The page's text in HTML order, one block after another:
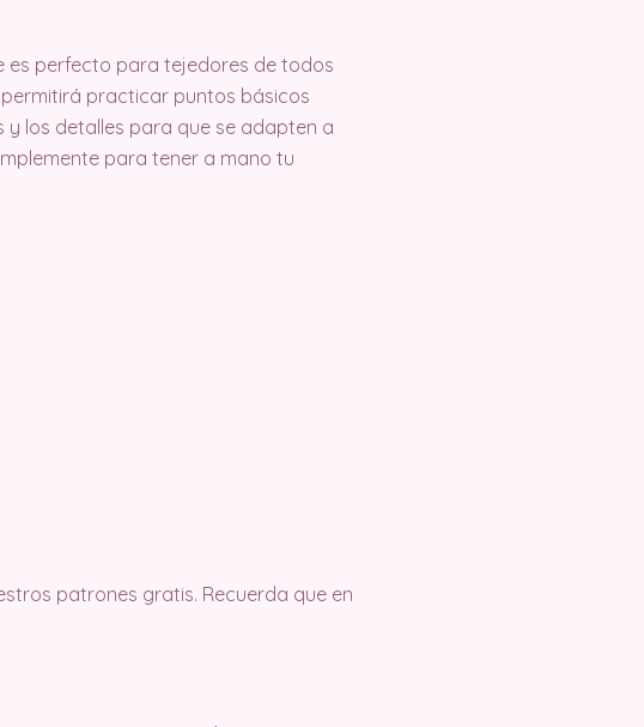
perfecto para tejedores de todos
practicar puntos básicos
y los detalles para que se adapten a
para tener a mano tu
patrones gratis. Recuerda que en